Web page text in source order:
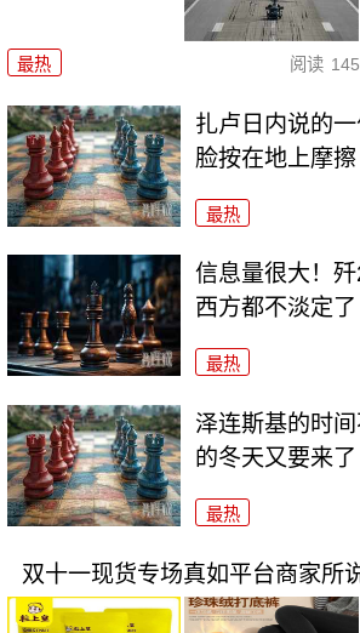
最热 阅读
扎卢日内说的
脸按在地上摩擦
最热
信息量很大！
西方都不淡定了
最热
泽连斯基的时
的冬天又要来了
最热
双十一现货专场真如平台商家所